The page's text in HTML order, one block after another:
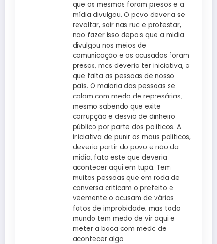
que os mesmos foram presos e a
mídia divulgou. O povo deveria se
revoltar, sair nas rua e protestar,
não fazer isso depois que a midia
divulgou nos meios de
comunicação e os acusados foram
presos, mas deveria ter iniciativa, o
que falta as pessoas de nosso
país. O maioria das pessoas se
calam com medo de represárias,
mesmo sabendo que exite
corrupção e desvio de dinheiro
público por parte dos politicos. A
iniciativa de punir os maus politicos,
deveria partir do povo e não da
midia, fato este que deveria
acontecer aqui em tupã. Tem
muitas pessoas que em roda de
conversa criticam o prefeito e
veemente o acusam de vários
fatos de improbidade, mas todo
mundo tem medo de vir aqui e
meter a boca com medo de
acontecer algo.